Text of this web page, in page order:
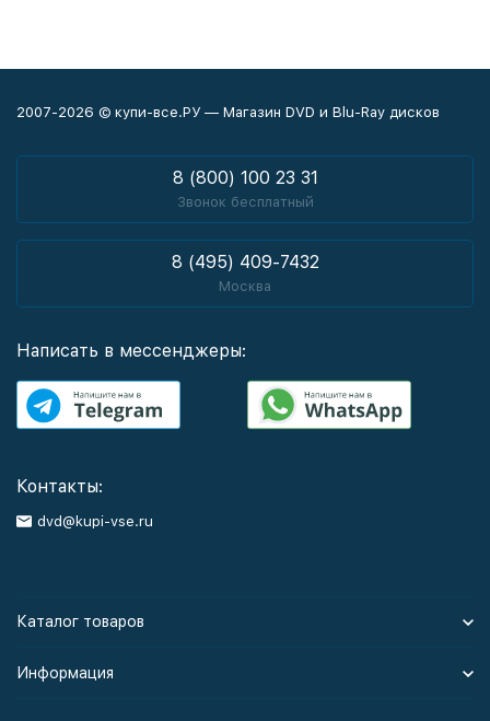
2007-2026 © купи-все.РУ — Магазин DVD и Blu-Ray дисков
8 (800) 100 23 31
Звонок бесплатный
8 (495) 409-7432
Москва
Написать в мессенджеры:
Контакты:
dvd@kupi-vse.ru
Каталог товаров
Информация